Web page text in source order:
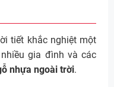
tiết khắc nghiệt một
gia đình và các
nhựa ngoài trời.